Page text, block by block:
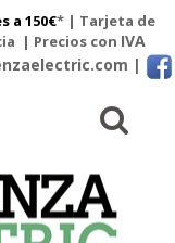
a 150€* | Tarjeta de
| Precios con IVA
|